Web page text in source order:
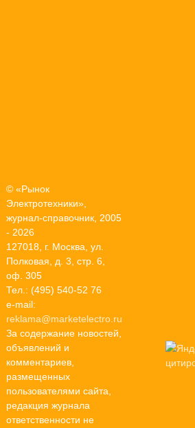
© «Рынок
Электротехники»,
журнал-справочник, 2005
- 2026
127018, г. Москва, ул.
Полковая, д. 3, стр. 6,
оф. 305
Тел.: (495) 540-52 76
e-mail:
reklama@marketelectro.ru
За содержание новостей,
объявлений и
комментариев,
размещенных
пользователями сайта,
редакция журнала
ответственности не